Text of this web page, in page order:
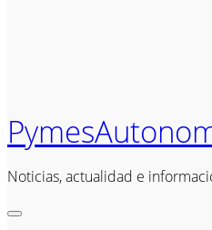
Noticias, actualidad e